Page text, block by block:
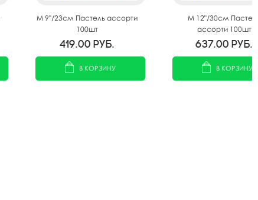
M 9"/23см Пастель ассорти
100шт
419.00 руб.
В КОРЗИНУ
M 12"/30см
ассорти 100шт
637.00 руб.
В КОРЗИНУ